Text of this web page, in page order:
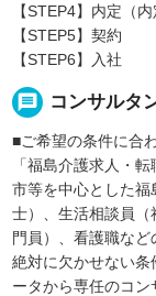
【STEP4】内定（
【STEP5】契約
【STEP6】入社
message コンサルタ
■ご希望の条件に合
「福島介護求人・
市等を中心とした
士）、生活相談員
門員）、看護職など
絶対に欠かせない
ータから専任のコ